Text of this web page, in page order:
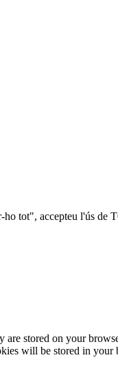
tot", accepteu l'ús de
stored on your
will be stored in